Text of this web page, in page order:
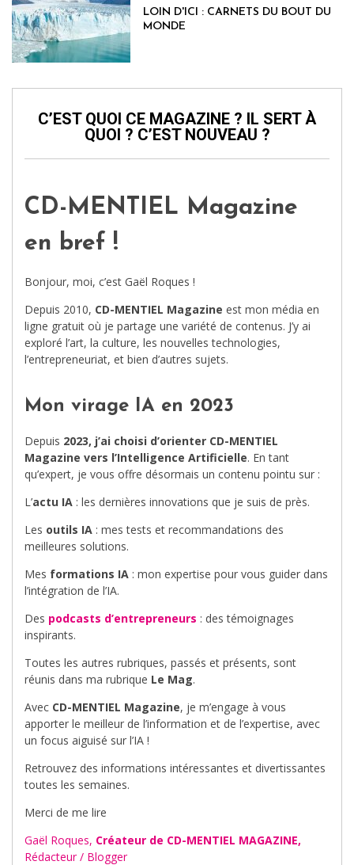
LOIN D'ICI : CARNETS DU BOUT DU
MONDE
C’EST QUOI CE MAGAZINE ? IL SERT À
QUOI ? C’EST NOUVEAU ?
CD-MENTIEL Magazine
en bref !
Bonjour, moi, c’est Gaël Roques !
Depuis 2010, CD-MENTIEL Magazine est mon média en
ligne gratuit où je partage une variété de contenus. J’y ai
exploré l’art, la culture, les nouvelles technologies,
l’entrepreneuriat, et bien d’autres sujets.
Mon virage IA en 2023
Depuis 2023, j’ai choisi d’orienter CD-MENTIEL
Magazine vers l’Intelligence Artificielle. En tant
qu’expert, je vous offre désormais un contenu pointu sur :
L’actu IA : les dernières innovations que je suis de près.
Les outils IA : mes tests et recommandations des
meilleures solutions.
Mes formations IA : mon expertise pour vous guider dans
l’intégration de l’IA.
Des podcasts d’entrepreneurs : des témoignages
inspirants.
Toutes les autres rubriques, passés et présents, sont
réunis dans ma rubrique Le Mag.
Avec CD-MENTIEL Magazine, je m’engage à vous
apporter le meilleur de l’information et de l’expertise, avec
un focus aiguisé sur l’IA !
Retrouvez des informations intéressantes et divertissantes
toutes les semaines.
Merci de me lire
Gaël Roques, Créateur de CD-MENTIEL MAGAZINE,
Rédacteur / Blogger